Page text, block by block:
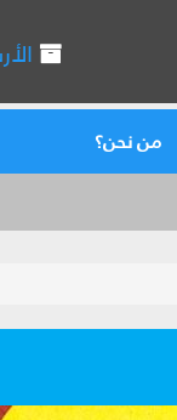
من نحن؟